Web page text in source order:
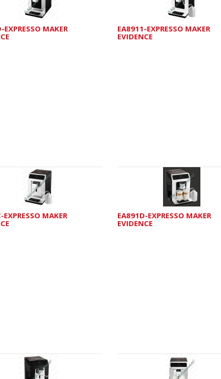
EXPRESSO MAKER
EA8911-EXPRESSO MAKER
EVIDENCE
EXPRESSO MAKER
EA891D-EXPRESSO MAKER
EVIDENCE